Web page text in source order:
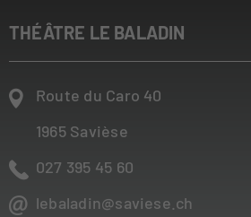
THÉÂTRE LE BALADIN
Route du Caro 40
1965 Savièse
027 395 45 60
lebaladin@saviese.ch